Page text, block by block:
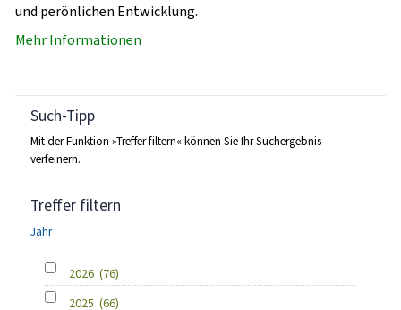
und perönlichen Entwicklung.
Mehr Informationen
Such-Tipp
Mit der Funktion »Treffer filtern« können Sie Ihr Suchergebnis
verfeinern.
Treffer filtern
Jahr
2026 (76)
2025 (66)